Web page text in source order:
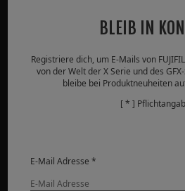
PRODUKTE
SUPPORT
BLEIB IN
Registriere dich, um E-Mails von
von der Welt der X Serie und des
bleibe bei Produktneuheiten
[ * ]
E-Mail Adresse *